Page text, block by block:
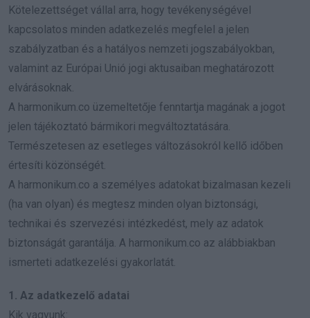
Kötelezettséget vállal arra, hogy tevékenységével
kapcsolatos minden adatkezelés megfelel a jelen
szabályzatban és a hatályos nemzeti jogszabályokban,
valamint az Európai Unió jogi aktusaiban meghatározott
elvárásoknak.
A harmonikum.co üzemeltetője fenntartja magának a jogot
jelen tájékoztató bármikori megváltoztatására.
Természetesen az esetleges változásokról kellő időben
értesíti közönségét.
A harmonikum.co a személyes adatokat bizalmasan kezeli
(ha van olyan) és megtesz minden olyan biztonsági,
technikai és szervezési intézkedést, mely az adatok
biztonságát garantálja. A harmonikum.co az alábbiakban
ismerteti adatkezelési gyakorlatát.
1. Az adatkezelő adatai
Kik vagyunk: